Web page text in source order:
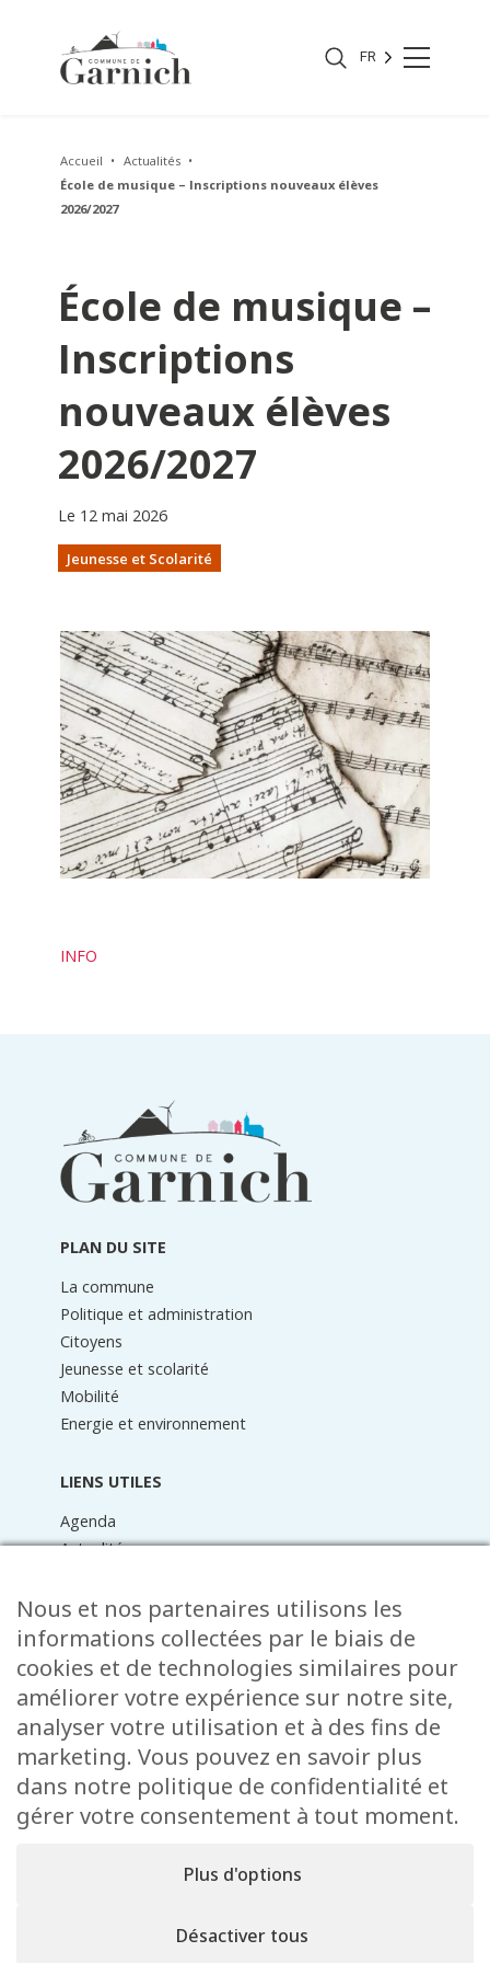
FR
Accueil
Actualités
École de musique – Inscriptions nouveaux élèves
2026/2027
École de musique –
Inscriptions
nouveaux élèves
2026/2027
Le 12 mai 2026
Jeunesse et Scolarité
INFO
Informations
PLAN DU SITE
La commune
Politique et administration
Citoyens
Jeunesse et scolarité
Mobilité
Energie et environnement
LIENS UTILES
Agenda
Actualités
Raider online
Formulaires
Faq
Contact
CONTACT
15 Rue de l’École
L-8353 Garnich
Nous et nos partenaires utilisons les
informations collectées par le biais de
cookies et de technologies similaires pour
améliorer votre expérience sur notre site,
analyser votre utilisation et à des fins de
marketing. Vous pouvez en savoir plus
dans notre politique de confidentialité et
gérer votre consentement à tout moment.
Plus d'options
Désactiver tous